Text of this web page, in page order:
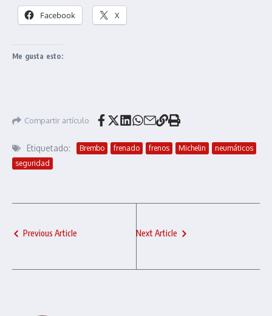
Facebook X
Me gusta esto:
Compartir artículo
Etiquetado: Brembo frenado frenos Michelin
neumáticos
seguridad
Previous Article Next Article